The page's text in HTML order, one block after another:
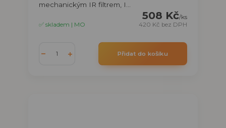
mechanickým IR filtrem, I...
508 Kč/ks
420 Kč bez DPH
✅ skladem | MO
Přidat do košíku